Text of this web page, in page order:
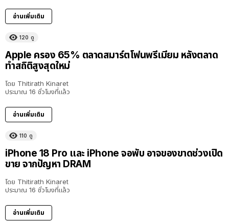
อ่านเพิ่มเติม
120 ดู
Apple ครอง 65% ตลาดสมาร์ตโฟนพรีเมียม หลังตลาด
ทำสถิติสูงสุดใหม่
โดย Thitirath Kinaret
ประมาณ 16 ชั่วโมงที่แล้ว
อ่านเพิ่มเติม
110 ดู
iPhone 18 Pro และ iPhone จอพับ อาจของขาดช่วงเปิด
ขาย จากปัญหา DRAM
โดย Thitirath Kinaret
ประมาณ 16 ชั่วโมงที่แล้ว
อ่านเพิ่มเติม